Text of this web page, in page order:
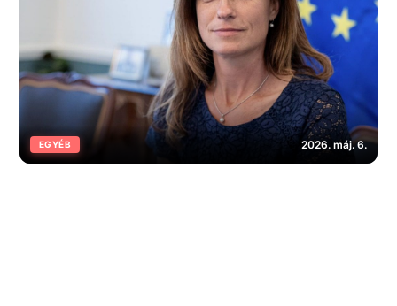
EGYÉB 2026. máj. 6.